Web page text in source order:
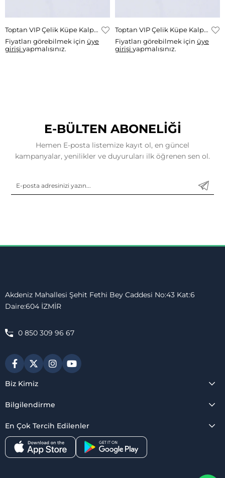
Toptan VIP Çelik Küpe Kalp Taşlı Küpe RK-1588
Fiyatları görebilmek için üye
girişi yapmalısınız.
Toptan VIP Çelik Küpe Kalp Sallantılı Zirkon Model RK-1588
Fiyatları görebilmek için üye
girişi yapmalısınız.
E-BÜLTEN ABONELİĞİ
Hemen E-posta listemize kayıt ol, en güncel
kampanyalar, yenilikler ve duyuruları ilk öğrenen sen ol.
Akdeniz Mahallesi Şehit Fethi Bey Caddesi No:43 Kat:6
Daire:604 İZMİR
0 850 309 96 67
Biz Kimiz
Bilgilendirme
En Çok Tercih Edilenler